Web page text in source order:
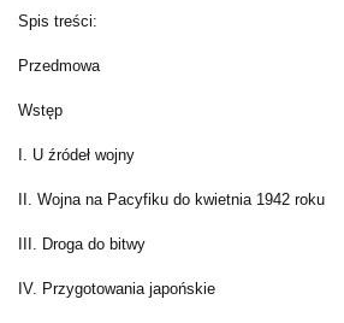
Spis treści:
Przedmowa
Wstęp
I. U źródeł wojny
II. Wojna na Pacyfiku do kwietnia 1942 roku
III. Droga do bitwy
IV. Przygotowania japońskie